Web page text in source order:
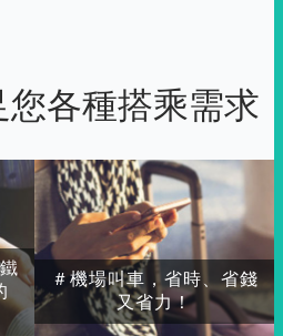
各種搭乘需求
＃機場叫車，省時、省錢
又省力！